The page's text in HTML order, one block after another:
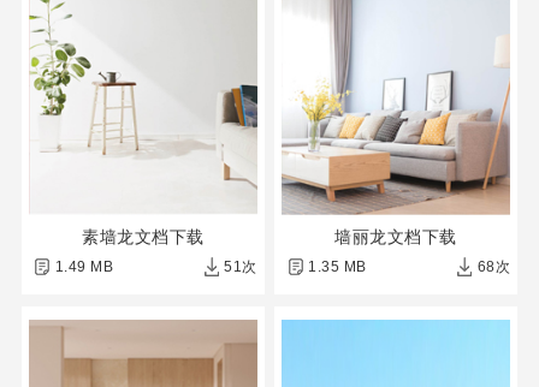
素墙龙文档下载
1.49 MB 51次
墙丽龙文档下载
1.35 MB 68次